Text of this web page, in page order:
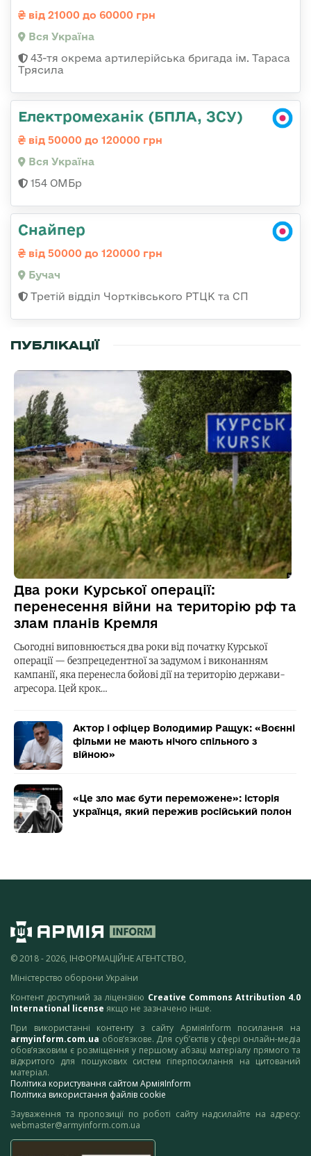
від 21000 до 60000 грн
Вся Україна
43-тя окрема артилерійська бригада ім. Тараса
Трясила
Електромеханік (БПЛА, ЗСУ)
від 50000 до 120000 грн
Вся Україна
154 ОМБр
Снайпер
від 50000 до 120000 грн
Бучач
Третій відділ Чортківського РТЦК та СП
ПУБЛІКАЦІЇ
Два роки Курської операції:
перенесення війни на територію рф та
злам планів Кремля
Сьогодні виповнюється два роки від початку Курської
операції — безпрецедентної за задумом і виконанням
кампанії, яка перенесла бойові дії на територію держави-
агресора. Цей крок…
Актор і офіцер Володимир Ращук: «Воєнні
фільми не мають нічого спільного з
війною»
«Це зло має бути переможене»: історія
українця, який пережив російський полон
© 2018 - 2026, ІНФОРМАЦІЙНЕ АГЕНТСТВО,
Міністерство оборони України
Контент доступний за ліцензією Creative Commons Attribution 4.0
International license якщо не зазначено інше.
При використанні контенту з сайту АрміяInform посилання на
armyinform.com.ua обов’язкове. Для суб’єктів у сфері онлайн-медіа
обов’язковим є розміщення у першому абзаці матеріалу прямого та
відкритого для пошукових систем гіперпосилання на цитований
матеріал.
Політика користування сайтом АрміяInform
Політика використання файлів cookie
Зауваження та пропозиції по роботі сайту надсилайте на адресу:
webmaster@armyinform.com.ua